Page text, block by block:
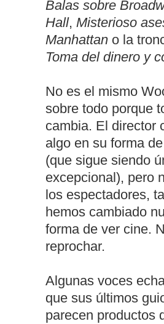
Balas sobre
Hall, Misterioso
Manhattan o la
Toma del dinero y
No es el mismo
sobre todo porque
cambia. El director
algo en su forma
(que sigue siendo
excepcional), pero
los espectadores,
hemos cambiado
forma de ver cine.
reprochar.
Algunas voces
que sus últimos
parecen productos